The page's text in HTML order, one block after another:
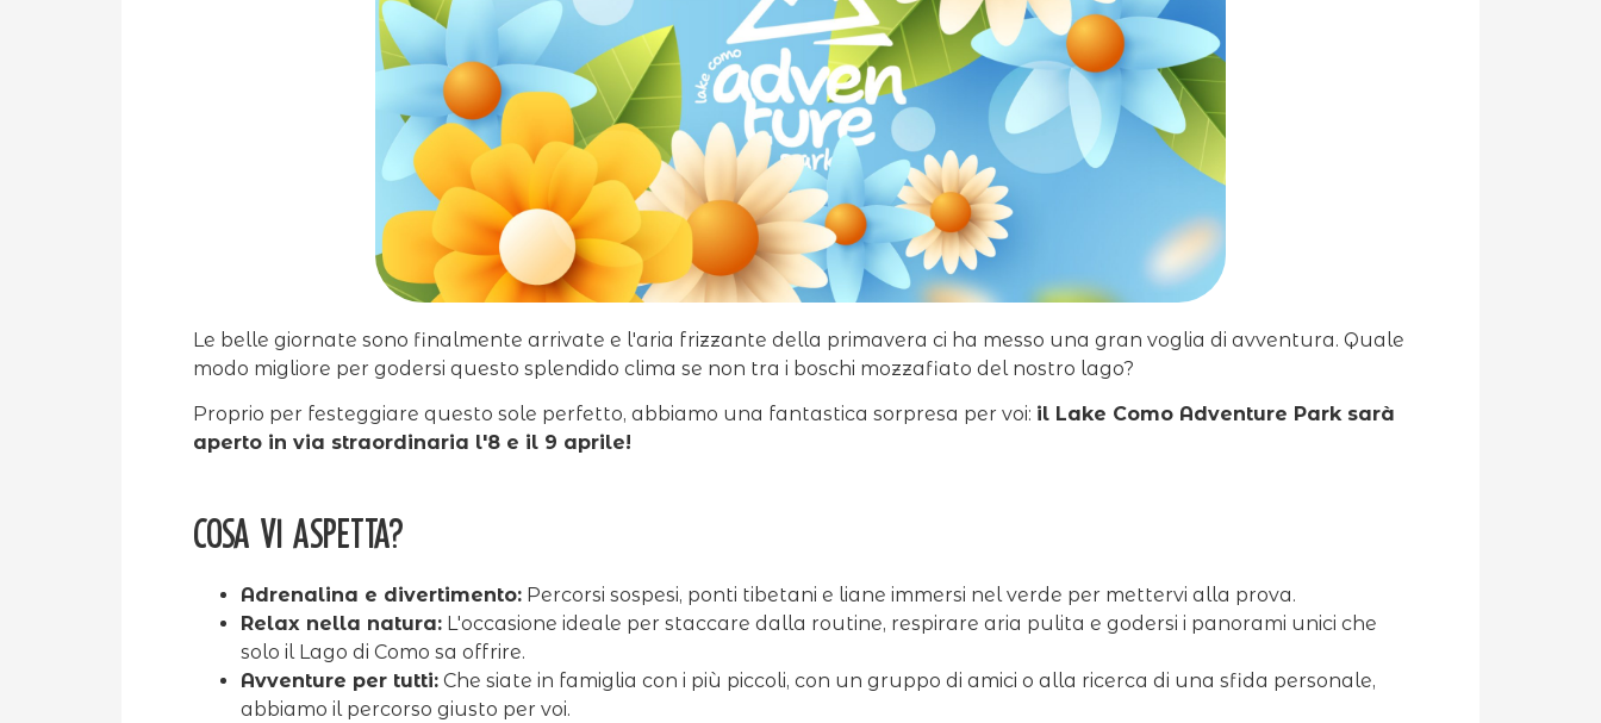
Le belle giornate sono finalmente arrivate e l'aria frizzante della primavera ci ha messo una gran voglia di avventura. Quale
modo migliore per godersi questo splendido clima se non tra i boschi mozzafiato del nostro lago?
Proprio per festeggiare questo sole perfetto, abbiamo una fantastica sorpresa per voi: il Lake Como Adventure Park sarà
aperto in via straordinaria l'8 e il 9 aprile!
Cosa vi aspetta?
Adrenalina e divertimento: Percorsi sospesi, ponti tibetani e liane immersi nel verde per mettervi alla prova.
Relax nella natura: L'occasione ideale per staccare dalla routine, respirare aria pulita e godersi i panorami unici che
solo il Lago di Como sa offrire.
Avventure per tutti: Che siate in famiglia con i più piccoli, con un gruppo di amici o alla ricerca di una sfida personale,
abbiamo il percorso giusto per voi.